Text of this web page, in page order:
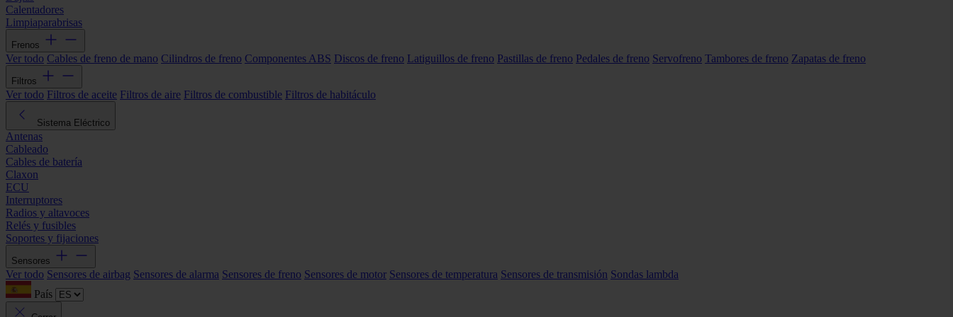
Calentadores
Limpiaparabrisas
Frenos
Ver todo Cables de freno de mano Cilindros de freno Componentes ABS Discos de freno Latiguillos de freno Pastillas de freno Pedales de freno Servofreno Tambores de freno Zapatas de freno
Filtros
Ver todo Filtros de aceite Filtros de aire Filtros de combustible Filtros de habitáculo
Sistema Eléctrico
Antenas
Cableado
Cables de batería
Claxon
ECU
Interruptores
Radios y altavoces
Relés y fusibles
Soportes y fijaciones
Sensores
Ver todo Sensores de airbag Sensores de alarma Sensores de freno Sensores de motor Sensores de temperatura Sensores de transmisión Sondas lambda
País